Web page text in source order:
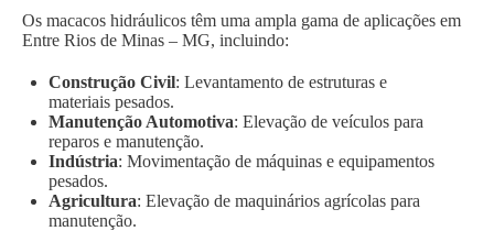
Os macacos hidráulicos têm uma ampla gama de aplicações em
Entre Rios de Minas – MG, incluindo:
Construção Civil: Levantamento de estruturas e
materiais pesados.
Manutenção Automotiva: Elevação de veículos para
reparos e manutenção.
Indústria: Movimentação de máquinas e equipamentos
pesados.
Agricultura: Elevação de maquinários agrícolas para
manutenção.